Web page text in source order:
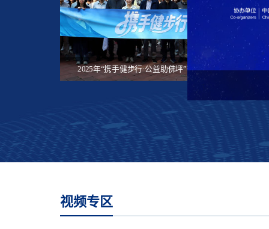
2026“互联中国公益行动”将在贵州贵阳启动
​2025年“携手健步行·公益助佛坪”微信公益捐步活动启动​
数智向善 激发互联网公益新动能
视频专区